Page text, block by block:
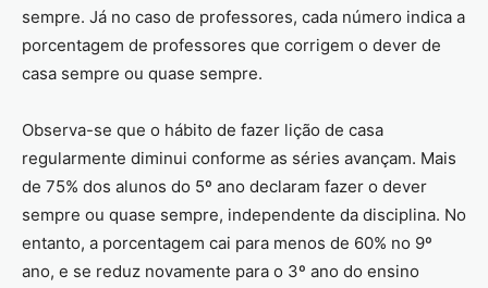
sempre. Já no caso de professores, cada número indica a
porcentagem de professores que corrigem o dever de
casa sempre ou quase sempre.
Observa-se que o hábito de fazer lição de casa
regularmente diminui conforme as séries avançam. Mais
de 75% dos alunos do 5º ano declaram fazer o dever
sempre ou quase sempre, independente da disciplina. No
entanto, a porcentagem cai para menos de 60% no 9º
ano, e se reduz novamente para o 3º ano do ensino